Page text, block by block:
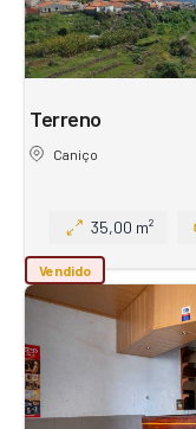
Terreno
Caniço
35,00 m²
Vendido